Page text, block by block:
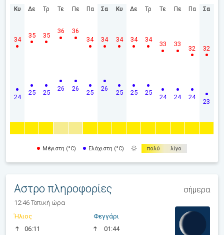
Κυ
24
34
Δε
25
35
Τρ
25
35
Τε
26
36
Πε
26
36
Πα
25
34
Σα
26
34
Κυ
25
34
Δε
25
34
Τρ
25
34
Τε
24
33
Πε
24
33
Πα
24
32
Σα
23
32
Μέγιστη (°C) Ελάχιστη (°C) πολύ λίγο
Αστρο πληροφορίες σήμερα
12:46 Τοπική ώρα
Ήλιος
06:11
Φεγγάρι
01:44